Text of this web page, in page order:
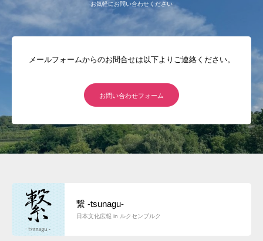
お気軽にお問い合わせください
メールフォームからのお問合せは以下よりご連絡ください。
お問い合わせフォーム
繋 -tsunagu-
日本文化広報 in ルクセンブルク